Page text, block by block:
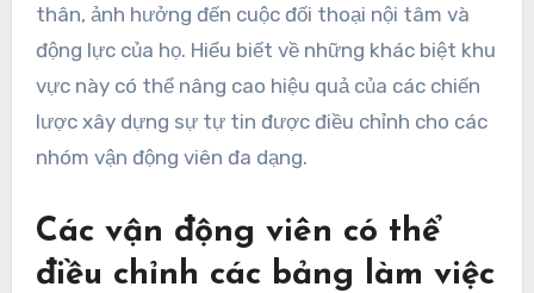
thân, ảnh hưởng đến cuộc đối thoại nội tâm và
động lực của họ. Hiểu biết về những khác biệt khu
vực này có thể nâng cao hiệu quả của các chiến
lược xây dựng sự tự tin được điều chỉnh cho các
nhóm vận động viên đa dạng.
Các vận động viên có thể
điều chỉnh các bảng làm việc